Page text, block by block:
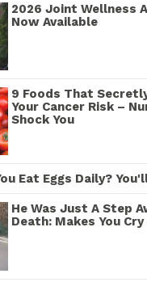
2026 Joint Wellness
Now Available
9 Foods That
Your Cancer Risk –
Shock You
Eat Eggs Daily?
He Was Just A Step
Death: Makes You